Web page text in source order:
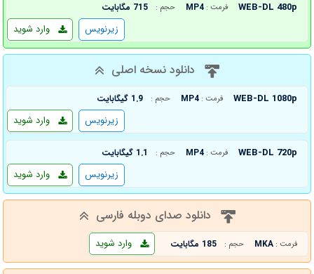
WEB-DL 480p فرمت : MP4 حجم : 715 مگابایت
وارد شوید زیرنویس
دانلود نسخه اصلی
WEB-DL 1080p فرمت : MP4 حجم : 1.9 گیگابایت
وارد شوید زیرنویس
WEB-DL 720p فرمت : MP4 حجم : 1.1 گیگابایت
وارد شوید زیرنویس
دانلود صدای دوبله فارسی
فرمت : MKA حجم : 185 مگابایت وارد شوید